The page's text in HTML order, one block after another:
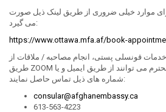
موارد خیلی ضروری از طریق لینک ذیل صورت
می گیرد:
https://www.ottawa.mfa.af/book-
قونسلی پستی، انجام مصاحبه / ملاقات از
طریق ZOOM و کسب معلومات، مراجعین محترم می توانند از طریق ایمیل و یا
شماره های ذیل تماس حاصل نمایند:
consular@afghanembassy.ca
613-563-4223